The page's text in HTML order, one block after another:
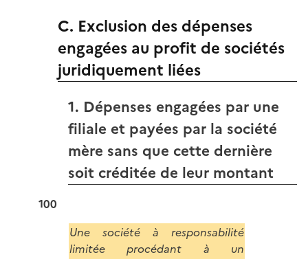
C. Exclusion des dépenses
engagées au profit de sociétés
juridiquement liées
1. Dépenses engagées par une
filiale et payées par la société
mère sans que cette dernière
soit créditée de leur montant
100
Une société à responsabilité
limitée procédant à un